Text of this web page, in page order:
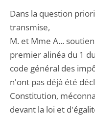
Dans la question
transmise,
M. et Mme A...
premier alinéa du 1
code général des
n'ont pas déjà été
Constitution,
devant la loi et